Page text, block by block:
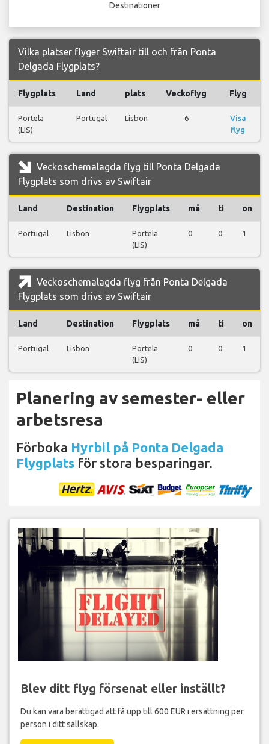
Destinationer
Vilka platser flyger Swiftair till och från Ponta
Delgada Flygplats?
Flygplats Land plats Veckoflyg Flyg
Portela
(LIS)
Portugal Lisbon 6
Visa
flyg
Veckoschemalagda flyg till Ponta Delgada
Flygplats som drivs av Swiftair
Land Destination Flygplats må ti on
Portugal Lisbon
Portela
(LIS)
0 0 1
Veckoschemalagda flyg från Ponta Delgada
Flygplats som drivs av Swiftair
Land Destination Flygplats må ti on
Portugal Lisbon
Portela
(LIS)
0 0 1
Planering av semester- eller
arbetsresa
Förboka Hyrbil på Ponta Delgada
Flygplats för stora besparingar.
Blev ditt flyg försenat eller inställt?
Du kan vara berättigad att få upp till 600 EUR i ersättning per
person i ditt sällskap.